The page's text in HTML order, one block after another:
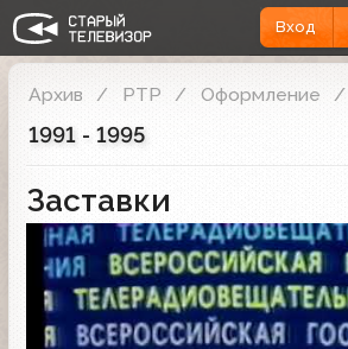
Вход
Архив РТР Оформление
1991 - 1995
Заставки
Заставка